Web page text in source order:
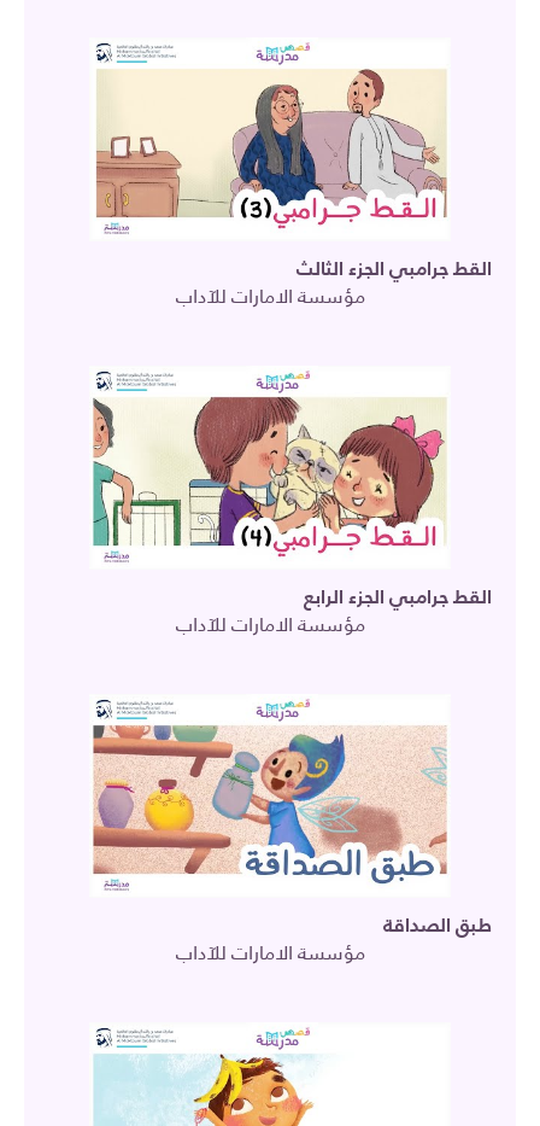
القط جرامبي الجزء الثالث
مؤسسة الامارات للآداب
القط جرامبي الجزء الرابع
مؤسسة الامارات للآداب
طبق الصداقة
مؤسسة الامارات للآداب